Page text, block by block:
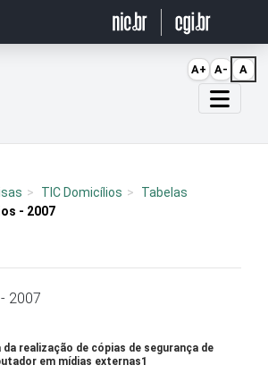
TIC Domicílios
Tabelas
- 2007
2007
da realização de cópias de segurança de
em mídias externas1
A+ A- A